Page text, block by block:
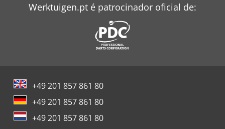
refrigeração interna: 24 l/min Potência da bomba de
medição de deslocamento direto da Heidenhain nos eixos
X, Y e Z Sistema de medição de deslocamento com ativação
por ar comprimido Sistema de medição de deslocamento
por correia Filtro de refrigerante CTS25-50T Refrigeração
externa Chuveiro de refrigerante Filtro compacto KF200
Resfriador de água VWK 90-D Barras de pulverização de
refrigerante na área de trabalho Dsdpfxszpyh Rs Ahrock
Dois transportadores de cavacos espirais Filtro de ar
Werktuigen.pt é patrocinador oficial de:
+49 201 857 861 80
+49 201 857 861 80
+49 201 857 861 80